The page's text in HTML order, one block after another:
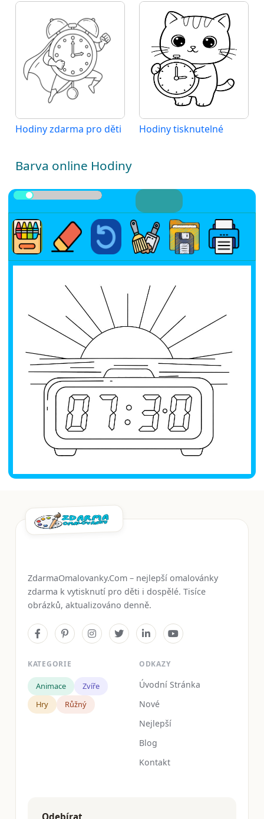
Hodiny zdarma pro děti Hodiny tisknutelné
Barva online Hodiny
ZdarmaOmalovanky.Com – nejlepší omalovánky
zdarma k vytisknutí pro děti i dospělé. Tisíce
obrázků, aktualizováno denně.
KATEGORIE
Animace
Zvíře
Hry
Růžný
ODKAZY
Úvodní Stránka
Nové
Nejlepší
Blog
Kontakt
Odebírat